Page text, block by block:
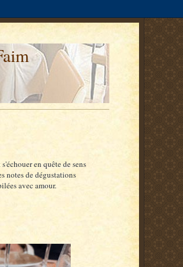
en quête de sens
notes de dégustations
avec amour.